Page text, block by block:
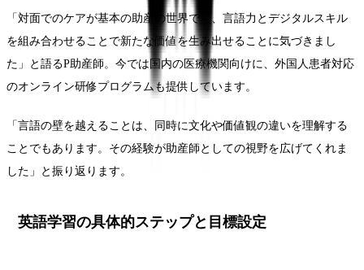
「対面でのケアが基本の助産の世界でも、言語力とデジタルスキル
を組み合わせることで新たな価値を生み出せることに気づきまし
た」と語るP助産師。今では国内の医療機関向けに、外国人患者対応
のオンライン研修プログラムも提供しています。
「言語の壁を越えることは、同時に文化や価値観の違いを理解する
ことでもあります。その経験が助産師としての視野を広げてくれま
した」と振り返ります。
英語学習の具体的ステップと目標設定